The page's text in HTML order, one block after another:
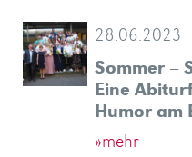
28.06.2023
Sommer –
Eine
Humor am
»mehr